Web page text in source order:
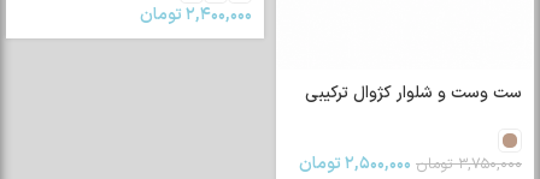
ست وست و شلوار کژوال ترکیبی
۳,۷۵۰,۰۰۰ تومان ۲,۵۰۰,۰۰۰تومان
۲,۴۰۰,۰۰۰تومان